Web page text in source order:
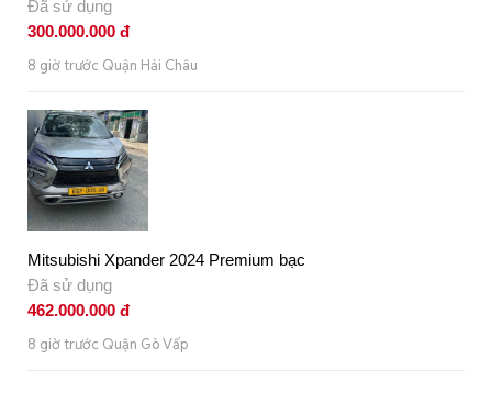
Đã sử dụng
300.000.000 đ
8 giờ trước Quận Hải Châu
Mitsubishi Xpander 2024 Premium bạc
Đã sử dụng
462.000.000 đ
8 giờ trước Quận Gò Vấp